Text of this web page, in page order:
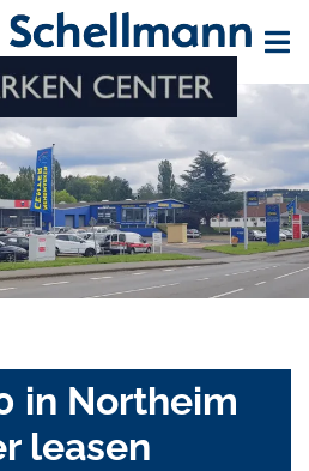
in Northeim
leasen